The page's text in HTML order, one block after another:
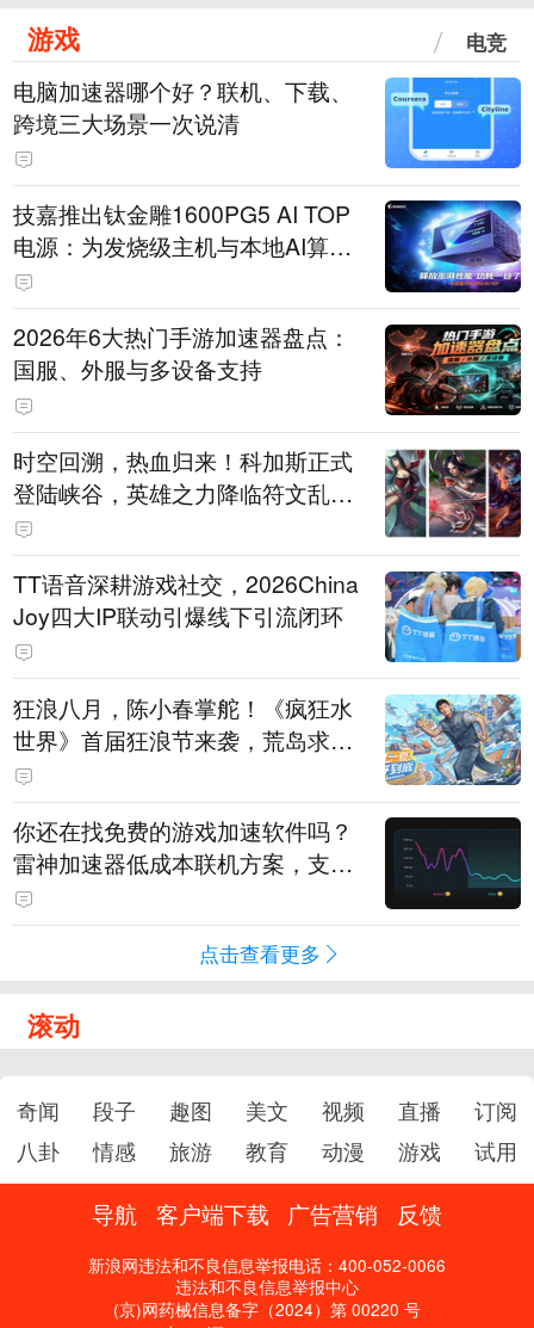
游戏 电竞
电脑加速器哪个好？联机、下载、
跨境三大场景一次说清
技嘉推出钛金雕1600PG5 AI TOP
电源：为发烧级主机与本地AI算力
打造旗舰供电方案
2026年6大热门手游加速器盘点：
国服、外服与多设备支持
时空回溯，热血归来！科加斯正式
登陆峡谷，英雄之力降临符文乱
斗！
TT语音深耕游戏社交，2026China
Joy四大IP联动引爆线下引流闭环
狂浪八月，陈小春掌舵！《疯狂水
世界》首届狂浪节来袭，荒岛求生
直播即将开启
你还在找免费的游戏加速软件吗？
雷神加速器低成本联机方案，支持
免费试用
点击查看更多
滚动
奇闻 段子 趣图 美文 视频 直播
订阅
八卦
情感 旅游 教育 动漫 游戏 试用
导航 客户端下载 广告营销 反馈
新浪网违法和不良信息举报电话：400-052-0066
违法和不良信息举报中心
(京)网药械信息备字（2024）第 00220 号